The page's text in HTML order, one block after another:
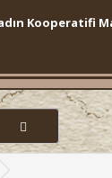
Kooperatifi